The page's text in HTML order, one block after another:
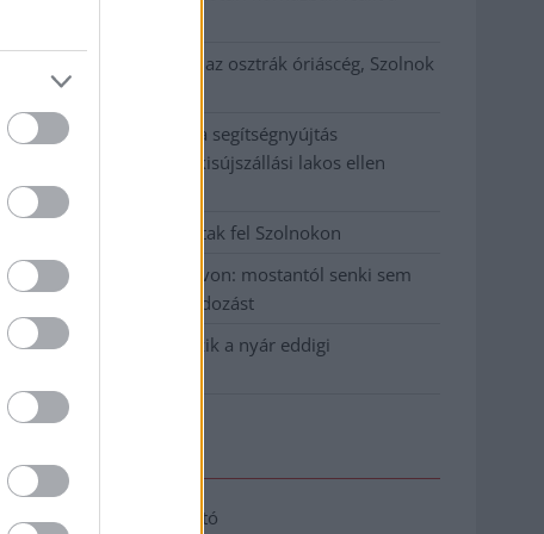
Átszervezi működését az osztrák óriáscég, Szolnok
is érintett
Tragédiába torkollott a segítségnyújtás
elmulasztása, három kisújszállási lakos ellen
emeltek vádat
Hatalmas lángok csaptak fel Szolnokon
Vízitraffipax a Tisza-tavon: mostantól senki sem
úszhatja meg a száguldozást
Szolnokra is megérkezik a nyár eddigi
Adatkezelési tájékoztató